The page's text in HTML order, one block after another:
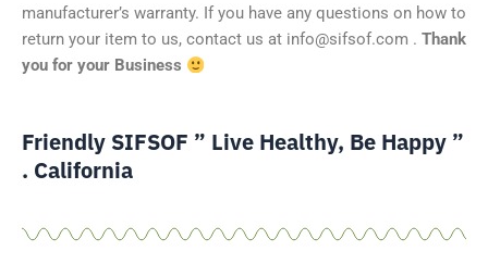
manufacturer’s warranty. If you have any questions on how to
return your item to us, contact us at info@sifsof.com . Thank
you for your Business
Friendly SIFSOF ” Live Healthy, Be Happy ”
. California